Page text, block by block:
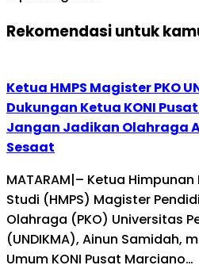
Rekomendasi untuk
Ketua HMPS Magister PKO
Dukungan Ketua KONI
Jangan Jadikan Olahraga
Sesaat
MATARAM|– Ketua
Studi (HMPS) Magister
Olahraga (PKO) Universitas
(UNDIKMA), Ainun Samidah,
Umum KONI Pusat Marciano…